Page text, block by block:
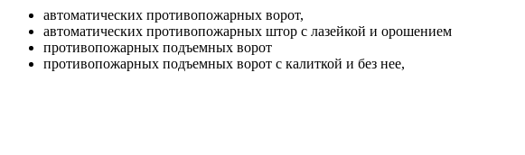
автоматических противопожарных ворот,
автоматических противопожарных штор с лазейкой и орошением
противопожарных подъемных ворот
противопожарных подъемных ворот с калиткой и без нее,